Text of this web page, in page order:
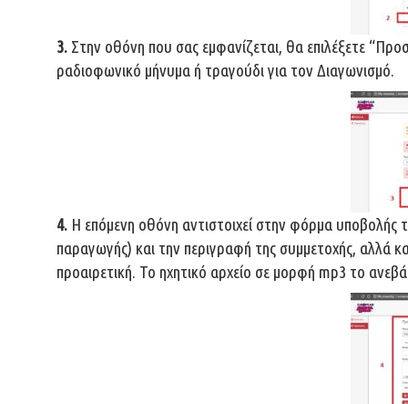
3.Στην οθόνη που σας εμφανίζεται, θα επιλέξετε
ραδιοφωνικό μήνυμα ή τραγούδι για τον Διαγωνισμό.
4.Η επόμενη οθόνη αντιστοιχεί στην φόρμα υποβολής
παραγωγής) και την περιγραφή της συμμετοχής, αλλά
προαιρετική. Το ηχητικό αρχείο σε μορφή mp3 το